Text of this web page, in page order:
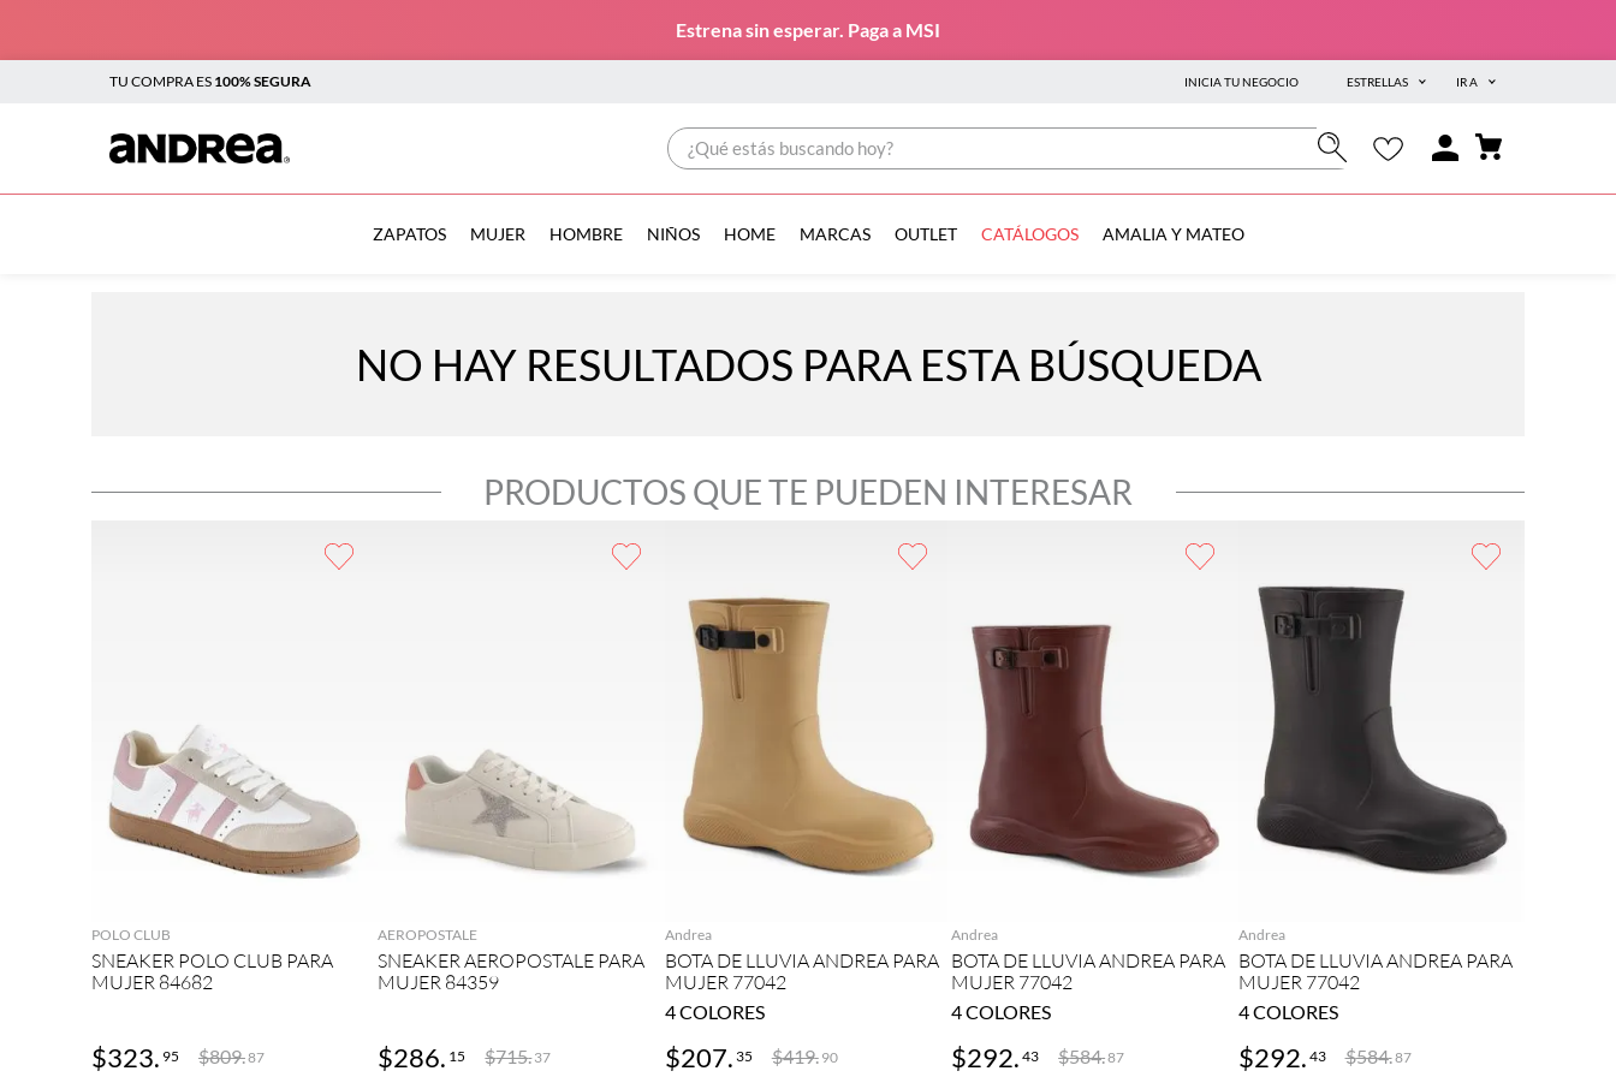
Estrena sin esperar. Paga a MSI
TU COMPRA ES 100% SEGURA INICIA TU NEGOCIO ESTRELLAS IR A
¿Qué estás buscando hoy?
ZAPATOS MUJER HOMBRE NIÑOS HOME MARCAS OUTLET CATÁLOGOS AMALIA Y MATEO
NO HAY RESULTADOS PARA ESTA BÚSQUEDA
PRODUCTOS QUE TE PUEDEN INTERESAR
POLO CLUB
SNEAKER POLO CLUB PARA
MUJER 84682
$323. 95 $809.87
AEROPOSTALE
SNEAKER AEROPOSTALE PARA
MUJER 84359
$286. 15 $715.37
Andrea
BOTA DE LLUVIA ANDREA PARA
MUJER 77042
4COLORES
$207. 35 $419. 90
Andrea
BOTA DE LLUVIA ANDREA PARA
MUJER 77042
4COLORES
$292. 43 $584.87
Andrea
BOTA DE LLUVIA ANDREA PARA
MUJER 77042
4COLORES
$292. 43 $584.87
TÉRMINOS MÁS BUSCADOS